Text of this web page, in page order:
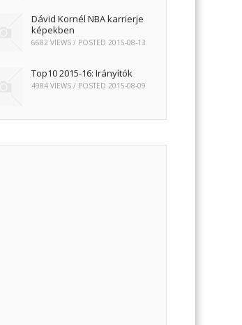
Dávid Kornél NBA karrierje
képekben
6682 VIEWS / POSTED2015-08-13
Top10 2015-16: Irányítók
4984 VIEWS / POSTED 2015-08-09